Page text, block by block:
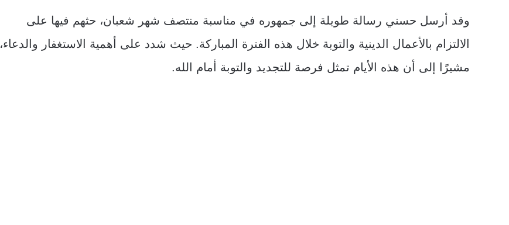
وقد أرسل حسني رسالة طويلة إلى جمهوره في مناسبة منتصف شهر شعبان، حثهم فيها على
الالتزام بالأعمال الدينية والتوبة خلال هذه الفترة المباركة. حيث شدد على أهمية الاستغفار والدعاء،
مشيرًا إلى أن هذه الأيام تمثل فرصة للتجديد والتوبة أمام الله.